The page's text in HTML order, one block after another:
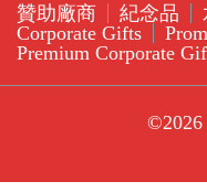
贊助廠商 紀念品
Corporate Gifts
Premium Corporate
©2026